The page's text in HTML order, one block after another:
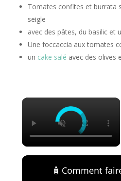
Tomates confites et burrata
seigle
avec des pâtes, du basilic et
Une foccaccia aux tomates
un cake salé avec des olives
×